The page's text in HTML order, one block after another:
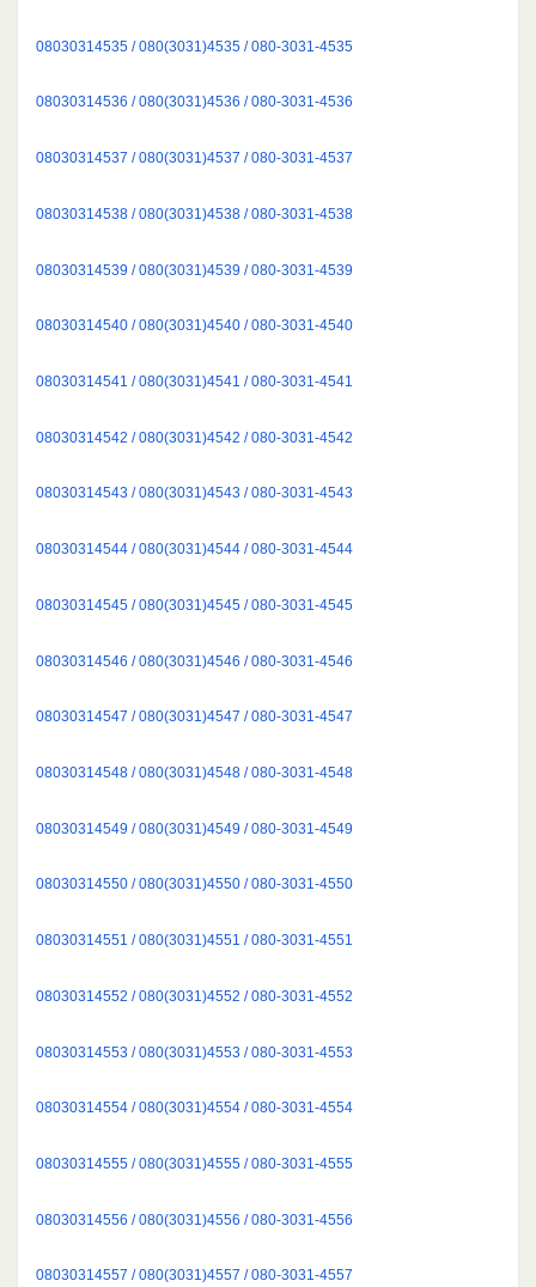
08030314535 / 080(3031)4535 / 080-3031-4535
08030314536 / 080(3031)4536 / 080-3031-4536
08030314537 / 080(3031)4537 / 080-3031-4537
08030314538 / 080(3031)4538 / 080-3031-4538
08030314539 / 080(3031)4539 / 080-3031-4539
08030314540 / 080(3031)4540 / 080-3031-4540
08030314541 / 080(3031)4541 / 080-3031-4541
08030314542 / 080(3031)4542 / 080-3031-4542
08030314543 / 080(3031)4543 / 080-3031-4543
08030314544 / 080(3031)4544 / 080-3031-4544
08030314545 / 080(3031)4545 / 080-3031-4545
08030314546 / 080(3031)4546 / 080-3031-4546
08030314547 / 080(3031)4547 / 080-3031-4547
08030314548 / 080(3031)4548 / 080-3031-4548
08030314549 / 080(3031)4549 / 080-3031-4549
08030314550 / 080(3031)4550 / 080-3031-4550
08030314551 / 080(3031)4551 / 080-3031-4551
08030314552 / 080(3031)4552 / 080-3031-4552
08030314553 / 080(3031)4553 / 080-3031-4553
08030314554 / 080(3031)4554 / 080-3031-4554
08030314555 / 080(3031)4555 / 080-3031-4555
08030314556 / 080(3031)4556 / 080-3031-4556
08030314557 / 080(3031)4557 / 080-3031-4557